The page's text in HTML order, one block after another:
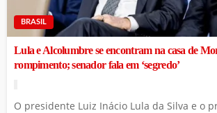
BRASIL
Lula e Alcolumbre se encontram na casa de
rompimento; senador fala em ‘segredo’
O presidente Luiz Inácio Lula da Silva e o